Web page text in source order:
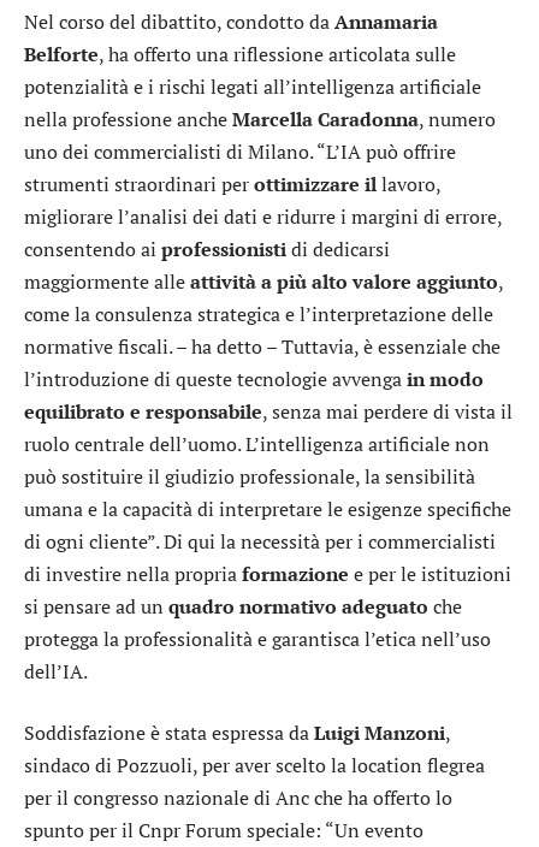
Nel corso del dibattito, condotto daAnnamaria
Belforte, ha offerto una riflessione articolata sulle
potenzialità e i rischi legati all’intelligenza artificiale
nella professione ancheMarcella Caradonna, numero
uno dei commercialisti di Milano. “L’IA può offrire
strumenti straordinari perottimizzare illavoro,
migliorare l’analisi dei dati e ridurre i margini di errore,
consentendo ai professionistidi dedicarsi
maggiormente alleattività a più alto valore aggiunto,
come la consulenza strategica e l’interpretazione delle
normative fiscali. – ha detto – Tuttavia, è essenziale che
l’introduzione di queste tecnologie avvengain modo
equilibrato e responsabile, senza mai perdere di vista il
ruolo centrale dell’uomo. L’intelligenza artificiale non
può sostituire il giudizio professionale, la sensibilità
umana e la capacità di interpretare le esigenze specifiche
di ogni cliente”. Di qui la necessità per i commercialisti
di investire nella propriaformazione e per le istituzioni
si pensare ad un quadro normativo adeguato che
protegga la professionalità e garantisca l’etica nell’uso
dell’IA.
Soddisfazione è stata espressa daLuigi Manzoni,
sindaco di Pozzuoli, per aver scelto la location flegrea
per il congresso nazionale di Anc che ha offerto lo
spunto per il Cnpr Forum speciale: “Un evento